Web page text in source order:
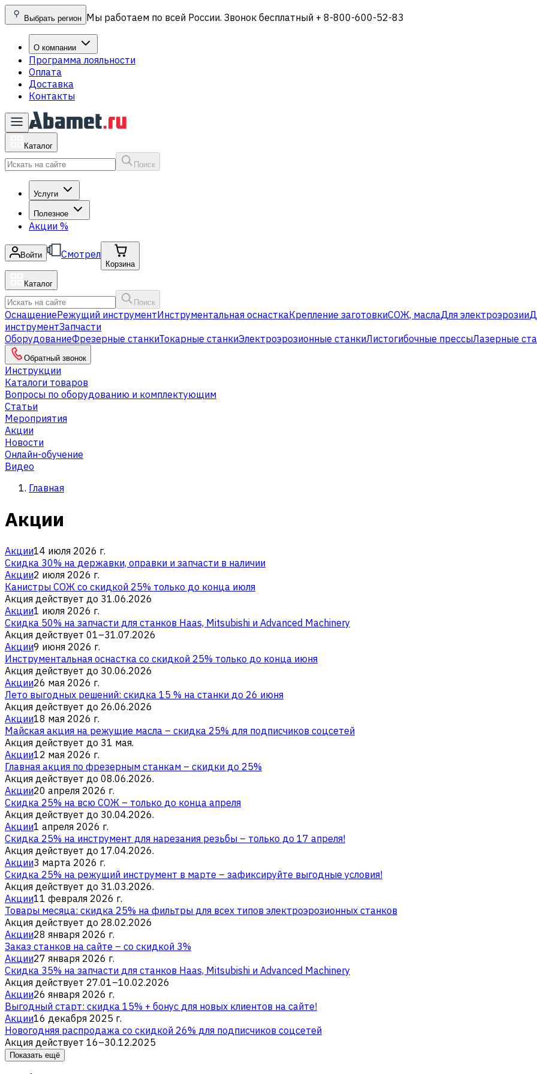
Выбрать регион Мы работаем по всей России. Звонок бесплатный + 8-800-600-52-83
О компании
Программа лояльности
Оплата
Доставка
Контакты
Каталог
Поиск
Услуги
Полезное
Акции %
Войти Смотрел
Корзина
Каталог
Поиск
ОснащениеРежущий инструментИнструментальная оснасткаКрепление заготовкиСОЖ, маслаДля электроэрозии
инструментЗапчасти
ОборудованиеФрезерные станкиТокарные станкиЭлектроэрозионные станкиЛистогибочные прессыЛазерные
Обратный звонок
Инструкции
Каталоги товаров
Вопросы по оборудованию и комплектующим
Статьи
Мероприятия
Акции
Новости
Онлайн-обучение
Видео
Главная
Акции
Акции14 июля 2026 г.
Скидка 30% на державки, оправки и запчасти в наличии
Акции2 июля 2026 г.
Канистры СОЖ со скидкой 25% только до конца июля
Акция действует до 31.06.2026
Акции1 июля 2026 г.
Скидка 50% на запчасти для станков Haas, Mitsubishi и Advanced Machinery
Акция действует 01–31.07.2026
Акции9 июня 2026 г.
Инструментальная оснастка со скидкой 25% только до конца июня
Акция действует до 30.06.2026
Акции26 мая 2026 г.
Лето выгодных решений: скидка 15 % на станки до 26 июня
Акция действует до 26.06.2026
Акции18 мая 2026 г.
Майская акция на режущие масла – скидка 25% для подписчиков соцсетей
Акция действует до 31 мая.
Акции12 мая 2026 г.
Главная акция по фрезерным станкам – скидки до 25%
Акция действует до 08.06.2026.
Акции20 апреля 2026 г.
Скидка 25% на всю СОЖ – только до конца апреля
Акция действует до 30.04.2026.
Акции1 апреля 2026 г.
Скидка 25% на инструмент для нарезания резьбы – только до 17 апреля!
Акция действует до 17.04.2026.
Акции3 марта 2026 г.
Скидка 25% на режущий инструмент в марте – зафиксируйте выгодные условия!
Акция действует до 31.03.2026.
Акции11 февраля 2026 г.
Товары месяца: скидка 25% на фильтры для всех типов электроэрозионных станков
Акция действует до 28.02.2026
Акции28 января 2026 г.
Заказ станков на сайте – со скидкой 3%
Акции27 января 2026 г.
Скидка 35% на запчасти для станков Haas, Mitsubishi и Advanced Machinery
Акция действует 27.01–10.02.2026
Акции26 января 2026 г.
Выгодный старт: скидка 15% + бонус для новых клиентов на сайте!
Акции16 декабря 2025 г.
Новогодняя распродажа со скидкой 26% для подписчиков соцсетей
Акция действует 16–30.12.2025
Показать ещё